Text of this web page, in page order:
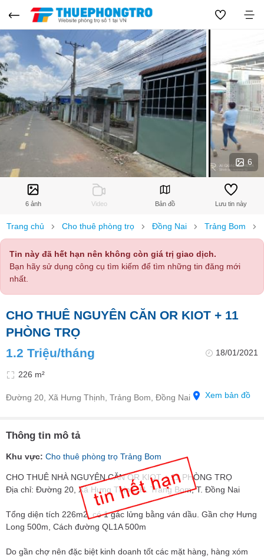
6
6 ảnh Video Bản đồ Lưu tin này
Trang chủ Cho thuê phòng trọ Đồng Nai Trảng Bom
Tin này đã hết hạn nên không còn giá trị giao dịch.
Bạn hãy sử dụng công cụ tìm kiếm để tìm những tin đăng mới
nhất.
CHO THUÊ NGUYÊN CĂN OR KIOT + 11
PHÒNG TRỌ
1.2 Triệu/tháng
18/01/2021
226 m²
Đường 20, Xã Hưng Thịnh, Trảng Bom, Đồng Nai Xem bản đồ
Thông tin mô tả
Khu vực: Cho thuê phòng trọ Trảng Bom
CHO THUÊ NHÀ NGUYÊN CĂN OR KIOT + 11 PHÒNG TRỌ
Địa chỉ: Đường 20, Xã Hưng Thịnh, H. Trảng Bom, T. Đồng Nai
Tổng diện tích 226m2, có 1 gác lửng bằng ván dầu. Gần chợ Hưng
Long 500m, Cách đường QL1A 500m
Do gần chợ nên đặc biệt kinh doanh tốt các mặt hàng, hàng xóm